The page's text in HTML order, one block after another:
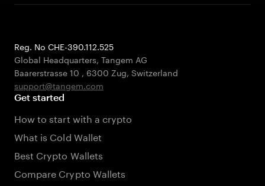
Reg. No CHE-390.112.525
Global Headquarters, Tangem AG
Baarerstrasse 10 , 6300 Zug, Switzerland
support@tangem.com
Get started
How to start with a crypto
What is Cold Wallet
Best Crypto Wallets
Compare Crypto Wallets